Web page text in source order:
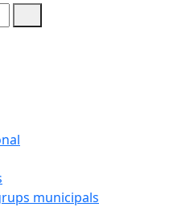
municipals